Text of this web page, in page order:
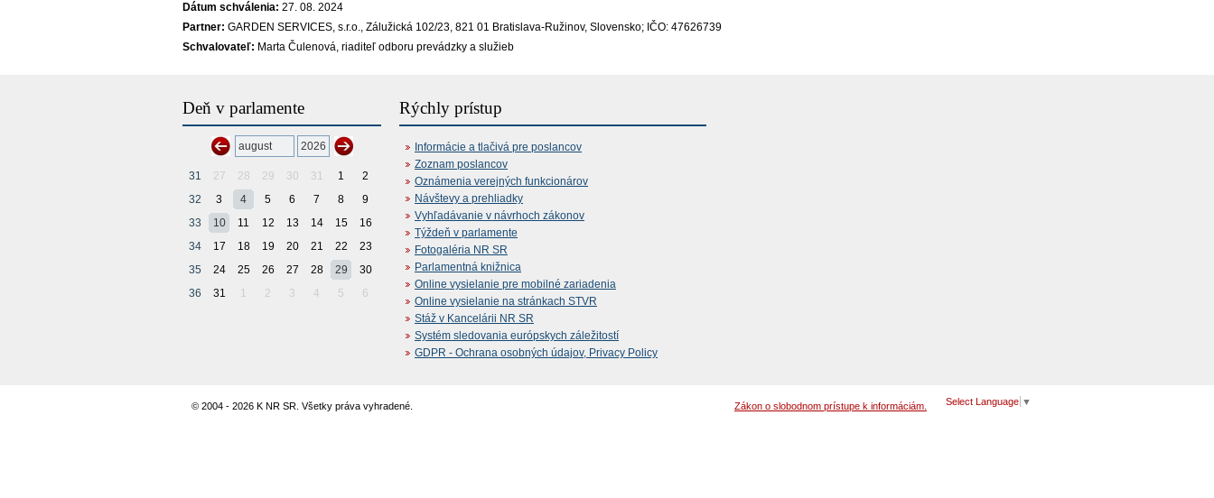
Dátum schválenia: 27. 08. 2024
Partner: GARDEN SERVICES, s.r.o., Zálužická 102/23, 821 01 Bratislava-Ružinov, Slovensko; IČO: 47626739
Schvalovateľ: Marta Čulenová, riaditeľ odboru prevádzky a služieb
Deň v parlamente
31 27 28 29 30 31 1
2
32
3 4 5 6 7 8
9
33
10 11 12 13 14 15
16
34
17 18 19 20 21 22
23
35
24 25 26 27 28 29
30
36
31 1 2 3 4 5 6
Rýchly prístup
Informácie a tlačivá pre poslancov
Zoznam poslancov
Oznámenia verejných funkcionárov
Návštevy a prehliadky
Vyhľadávanie v návrhoch zákonov
Týždeň v parlamente
Fotogaléria NR SR
Parlamentná knižnica
Online vysielanie pre mobilné zariadenia
Online vysielanie na stránkach STVR
Stáž v Kancelárii NR SR
Systém sledovania európskych záležitostí
GDPR - Ochrana osobných údajov, Privacy Policy
© 2004 - 2026 K NR SR. Všetky práva vyhradené. Select Language ▼
Zákon o slobodnom prístupe k informáciám.